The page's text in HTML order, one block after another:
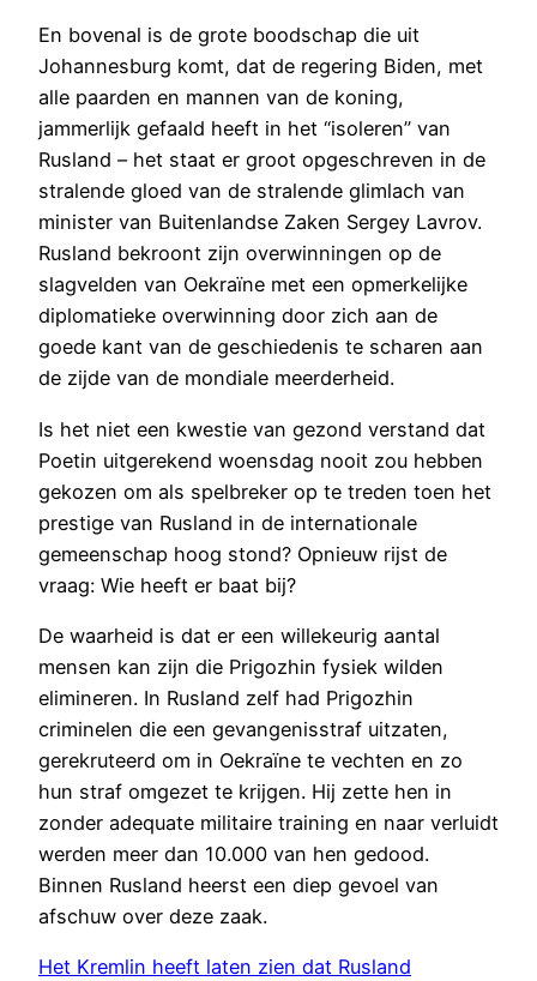
En bovenal is de grote boodschap die uit
Johannesburg komt, dat de regering Biden, met
alle paarden en mannen van de koning,
jammerlijk gefaald heeft in het “isoleren” van
Rusland – het staat er groot opgeschreven in de
stralende gloed van de stralende glimlach van
minister van Buitenlandse Zaken Sergey Lavrov.
Rusland bekroont zijn overwinningen op de
slagvelden van Oekraïne met een opmerkelijke
diplomatieke overwinning door zich aan de
goede kant van de geschiedenis te scharen aan
de zijde van de mondiale meerderheid.
Is het niet een kwestie van gezond verstand dat
Poetin uitgerekend woensdag nooit zou hebben
gekozen om als spelbreker op te treden toen het
prestige van Rusland in de internationale
gemeenschap hoog stond? Opnieuw rijst de
vraag: Wie heeft er baat bij?
De waarheid is dat er een willekeurig aantal
mensen kan zijn die Prigozhin fysiek wilden
elimineren. In Rusland zelf had Prigozhin
criminelen die een gevangenisstraf uitzaten,
gerekruteerd om in Oekraïne te vechten en zo
hun straf omgezet te krijgen. Hij zette hen in
zonder adequate militaire training en naar verluidt
werden meer dan 10.000 van hen gedood.
Binnen Rusland heerst een diep gevoel van
afschuw over deze zaak.
Het Kremlin heeft laten zien dat Rusland